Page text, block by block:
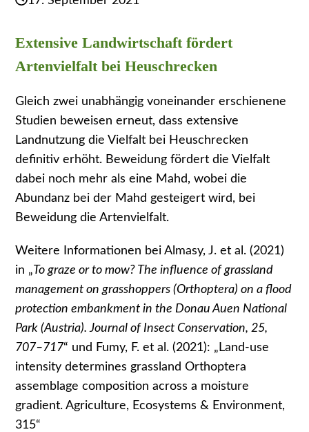
Extensive Landwirtschaft fördert
Artenvielfalt bei Heuschrecken
Gleich zwei unabhängig voneinander erschienene
Studien beweisen erneut, dass extensive
Landnutzung die Vielfalt bei Heuschrecken
definitiv erhöht. Beweidung fördert die Vielfalt
dabei noch mehr als eine Mahd, wobei die
Abundanz bei der Mahd gesteigert wird, bei
Beweidung die Artenvielfalt.
Weitere Informationen bei Almasy, J. et al. (2021)
in „To graze or to mow? The influence of grassland
management on grasshoppers (Orthoptera) on a flood
protection embankment in the Donau Auen National
Park (Austria). Journal of Insect Conservation, 25,
707–717“ und Fumy, F. et al. (2021): „Land-use
intensity determines grassland Orthoptera
assemblage composition across a moisture
gradient. Agriculture, Ecosystems & Environment,
315“